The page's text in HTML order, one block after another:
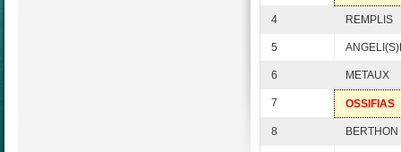
4 REMPLIS
5
6 METAUX
7 OSSIFIAS
8 BERTHON